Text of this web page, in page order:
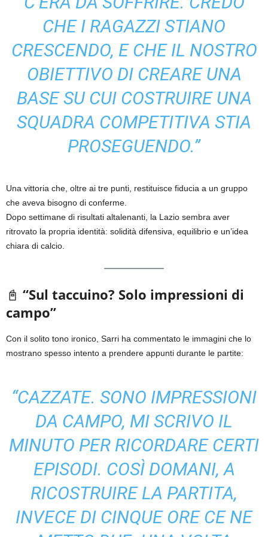
CHE I RAGAZZI STIANO
CRESCENDO, E CHE IL NOSTRO
OBIETTIVO DI CREARE UNA
BASE SU CUI COSTRUIRE UNA
SQUADRA COMPETITIVA STIA
PROSEGUENDO.”
Una vittoria che, oltre ai tre punti, restituisce fiducia a un gruppo
che aveva bisogno di conferme.
Dopo settimane di risultati altalenanti, la Lazio sembra aver
ritrovato la propria identità: solidità difensiva, equilibrio e un’idea
chiara di calcio.
📓 “Sul taccuino? Solo impressioni di
campo”
Con il solito tono ironico, Sarri ha commentato le immagini che lo
mostrano spesso intento a prendere appunti durante le partite:
“CAZZATE. SONO IMPRESSIONI
DA CAMPO, MI SCRIVO IL
MINUTO PER RICORDARE CERTI
EPISODI. COSÌ DOMANI, A
RICOSTRUIRE LA PARTITA,
INVECE DI CINQUE ORE CE NE